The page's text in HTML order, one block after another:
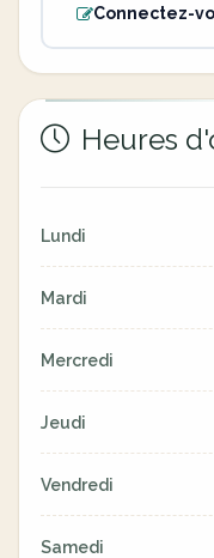
Connectez-
Heures
Lundi
Mardi
Mercredi
Jeudi
Vendredi
Samedi